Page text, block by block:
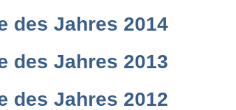
des Jahres 2014
des Jahres 2013
des Jahres 2012